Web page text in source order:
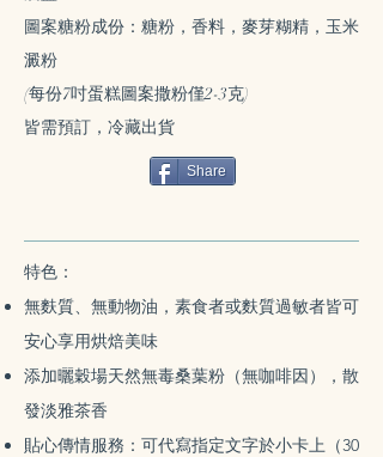
圖案糖粉成份：糖粉，香料，麥芽糊精，玉米
澱粉
(每份7吋蛋糕圖案撒粉僅2-3克)
皆需預訂，冷藏出貨
Share
特色：
無麩質、無動物油，素食者或麩質過敏者皆可
安心享用烘焙美味
添加曬穀場天然無毒桑葉粉（無咖啡因），散
發淡雅茶香
​貼心傳情服務：可代寫指定文字於小卡上（30